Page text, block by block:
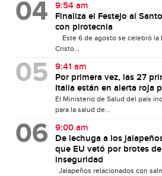
9:54 am
Finaliza el Festejo al
con pirotecnia
Este 6 de agosto se celebró la
Cristo...
9:41 am
Por primera vez, las 27
Italia están en alerta roja
El Ministerio de Salud del país
para la salud de...
9:00 am
De lechuga a los
que EU vetó por brotes
inseguridad
Jalapeños relacionados con